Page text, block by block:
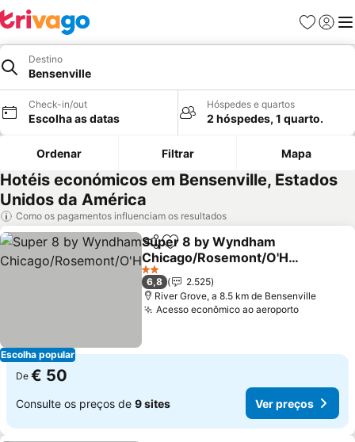
Favoritos
Iniciar
Destino
Bensenville
Check-in/out
Escolha as datas
Hóspedes e quartos
2 hóspedes, 1 quarto.
Ordenar Filtrar Mapa
Hotéis económicos em Bensenville, Estados
Unidos da América
Como os pagamentos influenciam os resultados
Escolha popular
PartilharAdicionar aos favoritos
Super 8 by Wyndham
Chicago/Rosemont/O'Har
e/SE
2 Estrelas
6,8
2.525
River Grove, a 8.5 km de Bensenville
Acesso econômico ao aeroporto
De € 50
Consulte os preços de 9 sites Ver preços